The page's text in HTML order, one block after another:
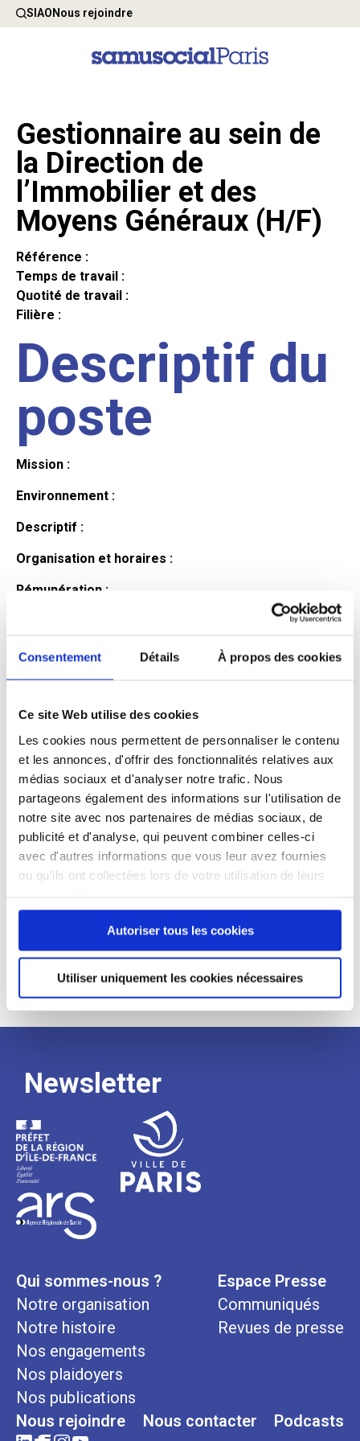
Consentement Détails À propos des cookies
Ce site Web utilise des cookies
Les cookies nous permettent de personnaliser le contenu
et les annonces, d'offrir des fonctionnalités relatives aux
médias sociaux et d'analyser notre trafic. Nous
partageons également des informations sur l'utilisation de
notre site avec nos partenaires de médias sociaux, de
publicité et d'analyse, qui peuvent combiner celles-ci
avec d'autres informations que vous leur avez fournies
ou qu'ils ont collectées lors de votre utilisation de leurs
continuez à utiliser notre site Web.
Autoriser tous les cookies
Utiliser uniquement les cookies nécessaires
SIAONous rejoindre
Gestionnaire au sein de
la Direction de
l’Immobilier et des
Moyens Généraux (H/F)
Référence :
Temps de travail :
Quotité de travail :
Filière :
Descriptif du
poste
Mission :
Environnement :
Descriptif :
Organisation et horaires :
Rémunération :
Profil du
candidat
Qualifications et diplômes :
Profil recherché :
Expérience :
Processus
de
recrutement
Newsletter
Qui sommes-nous ?
Notre organisation
Notre histoire
Nos engagements
Nos plaidoyers
Nos publications
Espace Presse
Communiqués
Revues de presse
Nous rejoindre Nous contacter Podcasts